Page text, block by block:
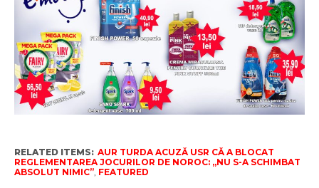
RELATED ITEMS: AUR TURDA ACUZĂ USR CĂ A BLOCAT
REGLEMENTAREA JOCURILOR DE NOROC: „NU S-A SCHIMBAT
ABSOLUT NIMIC”, FEATURED